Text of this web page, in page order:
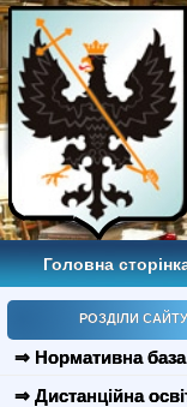
Головна
РОЗДІЛИ САЙТУ
⇒ Нормативна база
⇒ Дистанційна